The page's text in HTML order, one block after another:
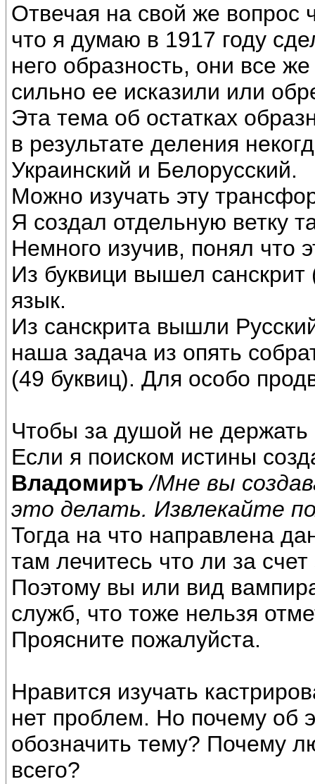
Отвечая на свой же вопрос
что я думаю в 1917 году
него образность, они все
сильно ее исказили или
Эта тема об остатках
в результате деления
Украинский и Белорусский.
Можно изучать эту
Я создал отдельную ветку
Немного изучив, понял что
Из буквици вышел
язык.
Из санскрита вышли
наша задача из опять
(49 буквиц). Для особо
Чтобы за душой не
Если я поиском истины
Владомиръ /Мне вы
это делать. Извлекайте
Тогда на что направлена
там лечитесь что ли за счет
Поэтому вы или вид
служб, что тоже нельзя
Проясните пожалуйста.
Нравится изучать
нет проблем. Но почему об
обозначить тему? Почему
всего?